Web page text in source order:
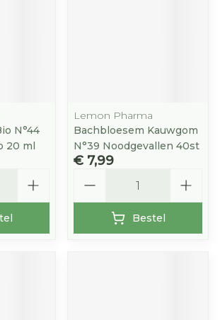
N°44
20 ml
Lemon Pharma
Bachbloesem Kauwgom
N°39 Noodgevallen 40st
€ 7,99
Bestel